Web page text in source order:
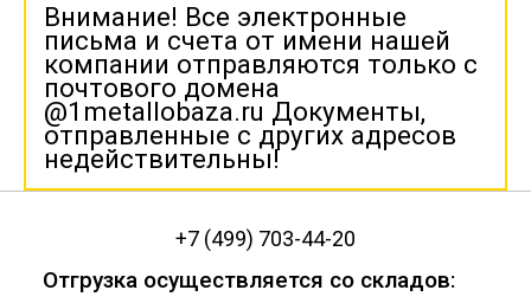
Внимание! Все электронные
письма и счета от имени нашей
компании отправляются только с
почтового домена
@1metallobaza.ru Документы,
отправленные с других адресов
недействительны!
+7 (499) 703-44-20
Отгрузка осуществляется со складов: